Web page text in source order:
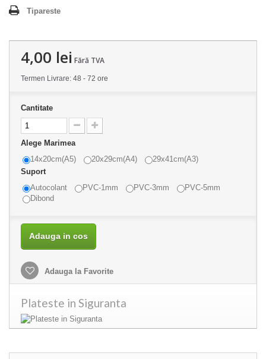
Tipareste
4,00 lei Fără TVA
Termen Livrare: 48 - 72 ore
Cantitate
Alege Marimea
14x20cm(A5)
20x29cm(A4)
29x41cm(A3)
Suport
Autocolant
PVC-1mm PVC-3mm
PVC-5mm
Dibond
Adauga in cos
Adauga la Favorite
Plateste in Siguranta